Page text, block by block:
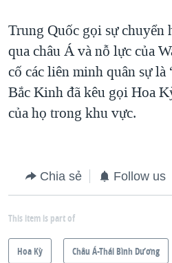
Trung Quốc gọi sự chuyển
qua châu Á và nỗ lực của
cố các liên minh quân sự
Bắc Kinh đã kêu gọi Hoa
của họ trong khu vực.
Chia sẻ Follow us
This item is part of
Hoa Kỳ Châu Á-Thái Bình Dương